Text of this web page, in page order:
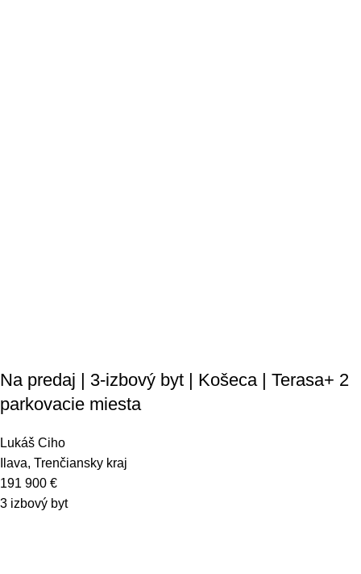
Na predaj | 3-izbový byt | Košeca | Terasa+ 2
parkovacie miesta
Lukáš Ciho
Ilava, Trenčiansky kraj
191 900 €
3 izbový byt